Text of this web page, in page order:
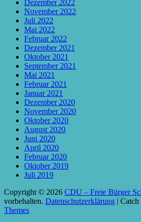
Dezember 2022
November 2022
Juli 2022
Mai 2022
Februar 2022
Dezember 2021
Oktober 2021
September 2021
Mai 2021
Februar 2021
Januar 2021
Dezember 2020
November 2020
Oktober 2020
August 2020
Juni 2020
April 2020
Februar 2020
Oktober 2019
Juli 2019
Copyright © 2026 CDU – Freie Bürger
vorbehalten. Datenschutzerklärung | Catch
Themes